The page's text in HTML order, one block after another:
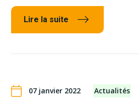
Lire la suite
07 janvier 2022 Actualités